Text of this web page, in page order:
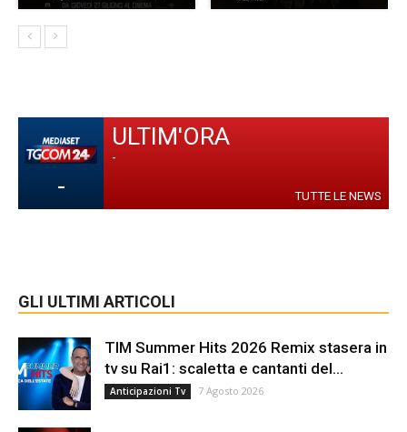
-
ULTIM'ORA
-
TUTTE LE NEWS
GLI ULTIMI ARTICOLI
TIM Summer Hits 2026 Remix stasera in
tv su Rai1: scaletta e cantanti del...
Anticipazioni Tv 7 Agosto 2026